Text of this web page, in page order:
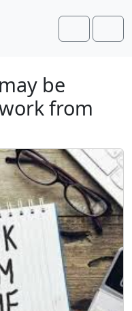
Search
be
from